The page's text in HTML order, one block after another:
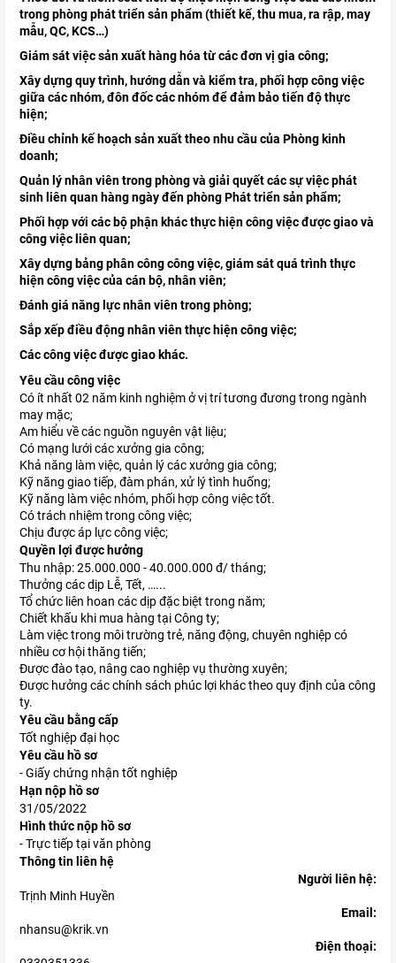
trong phòng phát triển sản phẩm (thiết kế, thu mua, ra rập, may
mẫu, QC, KCS…)
Giám sát việc sản xuất hàng hóa từ các đơn vị gia công;
Xây dựng quy trình, hướng dẫn và kiểm tra, phối hợp công việc
giữa các nhóm, đôn đốc các nhóm để đảm bảo tiến độ thực
hiện;
Điều chỉnh kế hoạch sản xuất theo nhu cầu của Phòng kinh
doanh;
Quản lý nhân viên trong phòng và giải quyết các sự việc phát
sinh liên quan hàng ngày đến phòng Phát triển sản phẩm;
Phối hợp với các bộ phận khác thực hiện công việc được giao và
công việc liên quan;
Xây dựng bảng phân công công việc, giám sát quá trình thực
hiện công việc của cán bộ, nhân viên;
Đánh giá năng lực nhân viên trong phòng;
Sắp xếp điều động nhân viên thực hiện công việc;
Các công việc được giao khác.
Yêu cầu công việc
Có ít nhất 02 năm kinh nghiệm ở vị trí tương đương trong ngành
may mặc;
Am hiểu về các nguồn nguyên vật liệu;
Có mạng lưới các xưởng gia công;
Khả năng làm việc, quản lý các xưởng gia công;
Kỹ năng giao tiếp, đàm phán, xử lý tình huống;
Kỹ năng làm việc nhóm, phối hợp công việc tốt.
Có trách nhiệm trong công việc;
Chịu được áp lực công việc;
Quyền lợi được hưởng
Thu nhập: 25.000.000 - 40.000.000 đ/ tháng;
Thưởng các dịp Lễ, Tết, …...
Tổ chức liên hoan các dịp đặc biệt trong năm;
Chiết khấu khi mua hàng tại Công ty;
Làm việc trong môi trường trẻ, năng động, chuyên nghiệp có
nhiều cơ hội thăng tiến;
Được đào tạo, nâng cao nghiệp vụ thường xuyên;
Được hưởng các chính sách phúc lợi khác theo quy định của công
ty.
Yêu cầu bằng cấp
Tốt nghiệp đại học
Yêu cầu hồ sơ
- Giấy chứng nhận tốt nghiệp
Hạn nộp hồ sơ
31/05/2022
Hình thức nộp hồ sơ
- Trực tiếp tại văn phòng
Thông tin liên hệ
Người liên hệ:
Trịnh Minh Huyền
Email:
nhansu@krik.vn
Điện thoại: